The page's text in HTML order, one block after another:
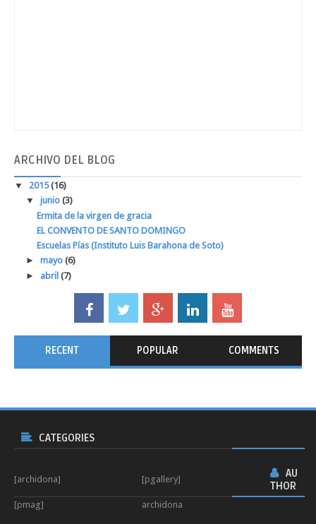
ARCHIVO DEL BLOG
▼ 2015(16)
▼ junio (3)
Ermita de la virgen de gracia
EL CONVENTO DE SANTO DOMINGO
Escuelas Pías (Instituto Luis Barahona de Soto)
► mayo (6)
► abril (7)
RECENT POPULAR COMMENTS
CATEGORIES
[archidona] [pgallery]
[pmag] archidona
AU
THOR